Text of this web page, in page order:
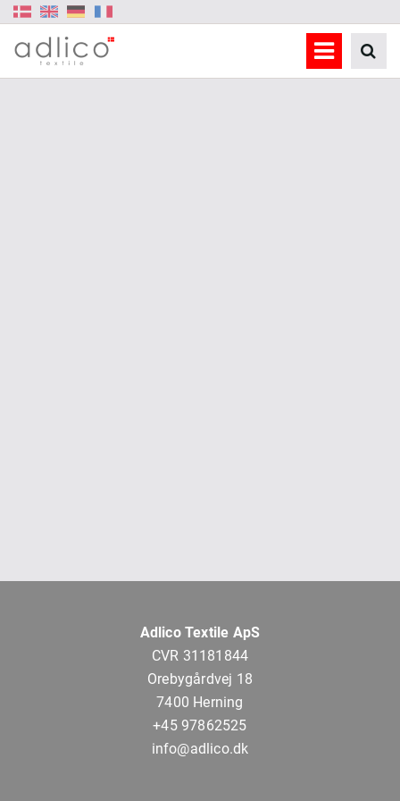
Adlico Textile ApS
CVR 31181844
Orebygårdvej 18
7400 Herning
+45 97862525
info@adlico.dk